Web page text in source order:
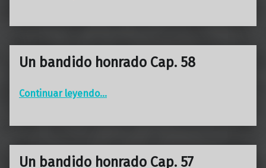
Un bandido honrado Cap. 58
Continuar leyendo…
Un bandido honrado Cap. 57